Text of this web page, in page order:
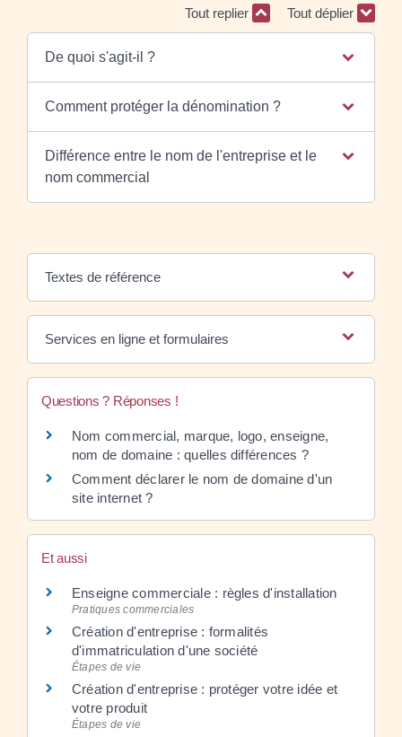
Tout replier
Tout déplier
De quoi s'agit-il ?
Comment protéger la dénomination ?
Différence entre le nom de l'entreprise et le
nom commercial
Textes de référence
Services en ligne et formulaires
Questions ? Réponses !
Nom commercial, marque, logo, enseigne,
nom de domaine : quelles différences ?
Comment déclarer le nom de domaine d'un
site internet ?
Et aussi
Enseigne commerciale : règles d'installation
Pratiques commerciales
Création d'entreprise : formalités
d'immatriculation d'une société
Étapes de vie
Création d'entreprise : protéger votre idée et
votre produit
Étapes de vie